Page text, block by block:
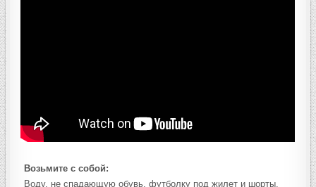
Возьмите с собой:
Воду, не спадающую обувь, футболку под жилет и шорты,